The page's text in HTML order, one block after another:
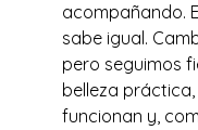
acompañando.
sabe igual.
pero seguimos
belleza
funcionan y,